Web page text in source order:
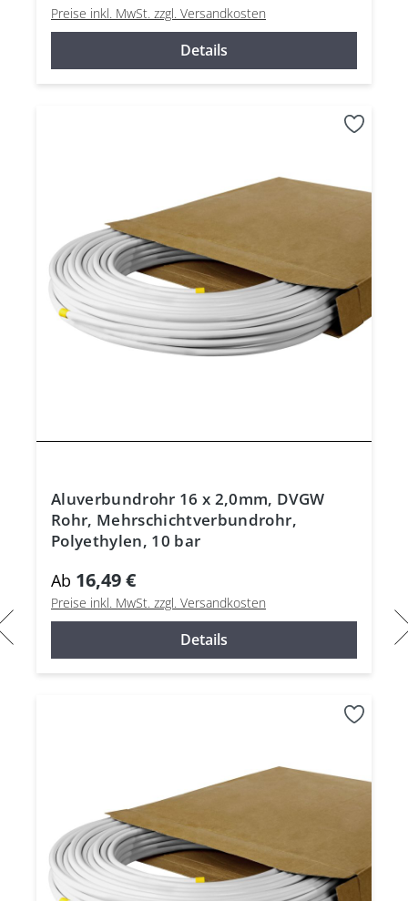
Preise inkl. MwSt. zzgl. Versandkosten
Details
Aluverbundrohr 16 x 2,0mm, DVGW
Rohr, Mehrschichtverbundrohr,
Polyethylen, 10 bar
Ab 16,49 €
Preise inkl. MwSt. zzgl. Versandkosten
Details